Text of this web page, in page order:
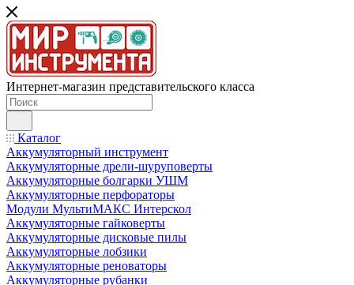
Интернет-магазин представительского класса
Каталог
Аккумуляторный инструмент
Аккумуляторные дрели-шуруповерты
Аккумуляторные болгарки УШМ
Аккумуляторные перфораторы
Модули МультиМАКС Интерскол
Аккумуляторные гайковерты
Аккумуляторные дисковые пилы
Аккумуляторные лобзики
Аккумуляторные реноваторы
Аккумуляторные рубанки